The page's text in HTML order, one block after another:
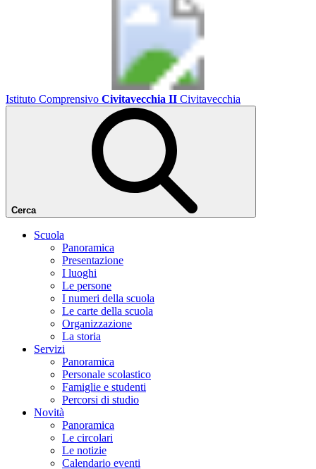
Istituto Comprensivo Civitavecchia II Civitavecchia
Cerca
Scuola
Panoramica
Presentazione
I luoghi
Le persone
I numeri della scuola
Le carte della scuola
Organizzazione
La storia
Servizi
Panoramica
Personale scolastico
Famiglie e studenti
Percorsi di studio
Novità
Panoramica
Le circolari
Le notizie
Calendario eventi